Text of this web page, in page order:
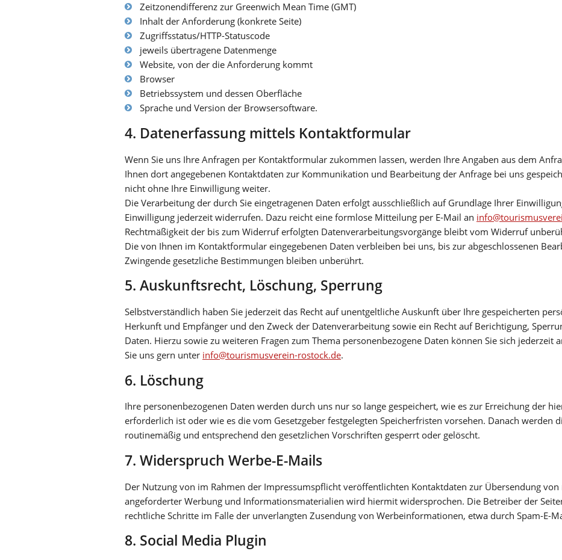
Zeitzonendifferenz zur Greenwich Mean Time (GMT)
Inhalt der Anforderung (konkrete Seite)
Zugriffsstatus/HTTP-Statuscode
jeweils übertragene Datenmenge
Website, von der die Anforderung kommt
Browser
Betriebssystem und dessen Oberfläche
Sprache und Version der Browsersoftware.
4. Datenerfassung mittels Kontaktformular
Wenn Sie uns Ihre Anfragen per Kontaktformular zukommen lassen, werden Ihre Angaben aus dem
Ihnen dort angegebenen Kontaktdaten zur Kommunikation und Bearbeitung der Anfrage bei uns
nicht ohne Ihre Einwilligung weiter.
Die Verarbeitung der durch Sie eingetragenen Daten erfolgt ausschließlich auf Grundlage Ihrer
Einwilligung jederzeit widerrufen. Dazu reicht eine formlose Mitteilung per E-Mail an
Rechtmäßigkeit der bis zum Widerruf erfolgten Datenverarbeitungsvorgänge bleibt vom Widerruf
Die von Ihnen im Kontaktformular eingegebenen Daten verbleiben bei uns, bis zur abgeschlossenen
Zwingende gesetzliche Bestimmungen bleiben unberührt.
5. Auskunftsrecht, Löschung, Sperrung
Selbstverständlich haben Sie jederzeit das Recht auf unentgeltliche Auskunft über Ihre gespeicherten
Herkunft und Empfänger und den Zweck der Datenverarbeitung sowie ein Recht auf Berichtigung,
Daten. Hierzu sowie zu weiteren Fragen zum Thema personenbezogene Daten können Sie sich jederzeit
Sie uns gern unter info@tourismusverein-rostock.de.
6. Löschung
Ihre personenbezogenen Daten werden durch uns nur so lange gespeichert, wie es zur Erreichung der
erforderlich ist oder wie es die vom Gesetzgeber festgelegten Speicherfristen vorsehen. Danach werden
routinemäßig und entsprechend den gesetzlichen Vorschriften gesperrt oder gelöscht.
7. Widerspruch Werbe-E-Mails
Der Nutzung von im Rahmen der Impressumspflicht veröffentlichten Kontaktdaten zur Übersendung
angeforderter Werbung und Informationsmaterialien wird hiermit widersprochen. Die Betreiber der
rechtliche Schritte im Falle der unverlangten Zusendung von Werbeinformationen, etwa durch Spam-E-
8. Social Media Plugin